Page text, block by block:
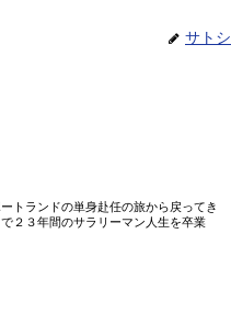
サトシ
トランドの単身赴任の旅から戻ってき
２３年間のサラリーマン人生を卒業